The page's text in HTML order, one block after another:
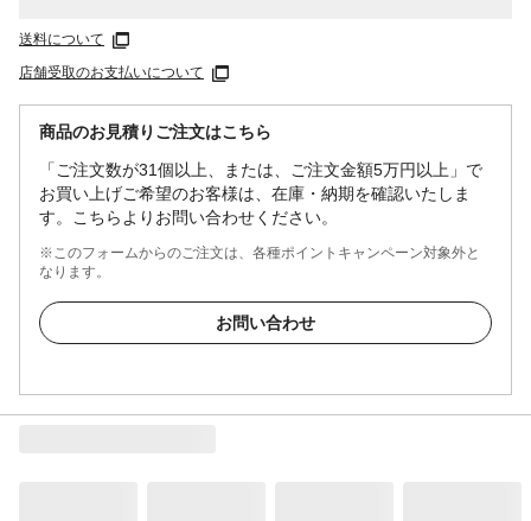
送料について
店舗受取のお支払いについて
商品のお見積りご注文はこちら
「ご注文数が31個以上、または、ご注文金額5万円以上」で
お買い上げご希望のお客様は、在庫・納期を確認いたしま
す。こちらよりお問い合わせください。
※このフォームからのご注文は、各種ポイントキャンペーン対象外と
なります。
お問い合わせ